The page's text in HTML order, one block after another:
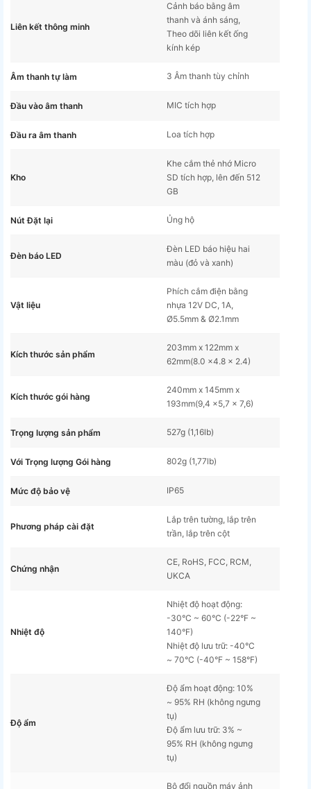
Liên kết thông minh
Cảnh báo bằng âm
thanh và ánh sáng,
Theo dõi liên kết ống
kính kép
Âm thanh tự làm 3 Âm thanh tùy chỉnh
Đầu vào âm thanh MIC tích hợp
Đầu ra âm thanh Loa tích hợp
Kho
Khe cắm thẻ nhớ Micro
SD tích hợp, lên đến 512
GB
Nút Đặt lại Ủng hộ
Đèn báo LED
Đèn LED báo hiệu hai
màu (đỏ và xanh)
Vật liệu
Phích cắm điện bằng
nhựa 12V DC, 1A,
Ø5.5mm & Ø2.1mm
Kích thước sản phẩm
203mm x 122mm x
62mm(8.0 ×4.8 × 2.4)
Kích thước gói hàng
240mm x 145mm x
193mm(9,4 ×5,7 × 7,6)
Trọng lượng sản phẩm 527g (1,16lb)
Với Trọng lượng Gói hàng 802g (1,77lb)
Mức độ bảo vệ IP65
Phương pháp cài đặt
Lắp trên tường, lắp trên
trần, lắp trên cột
Chứng nhận
CE, RoHS, FCC, RCM,
UKCA
Nhiệt độ
Nhiệt độ hoạt động:
-30°C ~ 60°C (-22°F ~
140°F)
Nhiệt độ lưu trữ: -40°C
~ 70°C (-40°F ~ 158°F)
Độ ẩm
Độ ẩm hoạt động: 10%
~ 95% RH (không ngưng
tụ)
Độ ẩm lưu trữ: 3% ~
95% RH (không ngưng
tụ)
Bộ đổi nguồn máy ảnh